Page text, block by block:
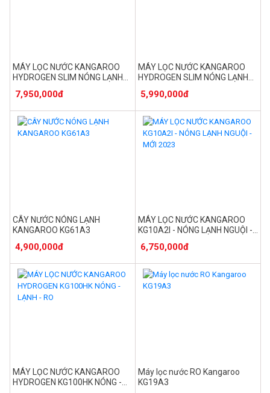
MÁY LỌC NƯỚC KANGAROO
HYDROGEN SLIM NÓNG LẠNH
7,950,000đ
MÁY LỌC NƯỚC KANGAROO
HYDROGEN SLIM NÓNG LẠNH
5,990,000đ
CÂY NƯỚC NÓNG LẠNH
KANGAROO KG61A3
4,900,000đ
MÁY LỌC NƯỚC KANGAROO
KG10A2I - NÓNG LẠNH NGUỘI -
6,750,000đ
MÁY LỌC NƯỚC KANGAROO
HYDROGEN KG100HK NÓNG -
Máy lọc nước RO Kangaroo
KG19A3